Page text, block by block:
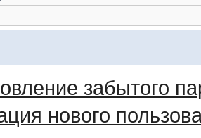
забытого
нового